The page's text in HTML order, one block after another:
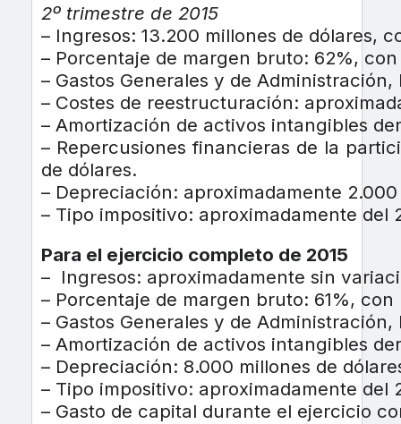
2º trimestre de 2015
– Ingresos: 13.200 millones de dólares,
– Porcentaje de margen bruto: 62%,
– Gastos Generales y de
– Costes de reestructuración:
– Amortización de activos intangibles
– Repercusiones financieras de la
de dólares.
– Depreciación: aproximadamente
– Tipo impositivo: aproximadamente del
Para el ejercicio completo de 2015
– Ingresos: aproximadamente sin
– Porcentaje de margen bruto: 61%,
– Gastos Generales y de
– Amortización de activos intangibles
– Depreciación: 8.000 millones de
– Tipo impositivo: aproximadamente
– Gasto de capital durante el ejercicio